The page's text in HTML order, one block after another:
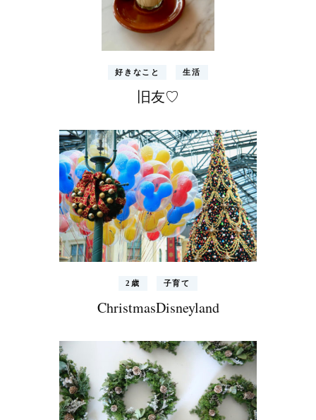
好きなこと 生活
旧友♡
2歳 子育て
ChristmasDisneyland